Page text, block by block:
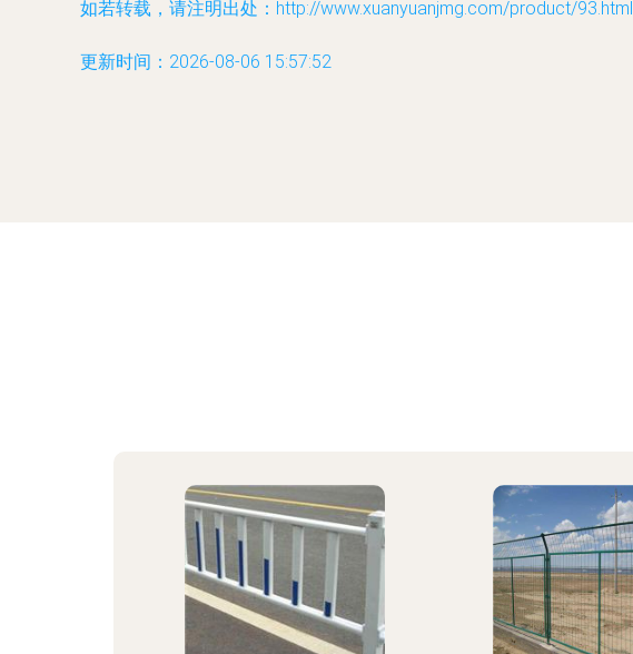
如若转载，请注明出处：http://www.xuanyuanjmg.com/product/93.html
更新时间：2026-08-06 15:57:52